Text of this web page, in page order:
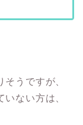
うですが、
ない方は、